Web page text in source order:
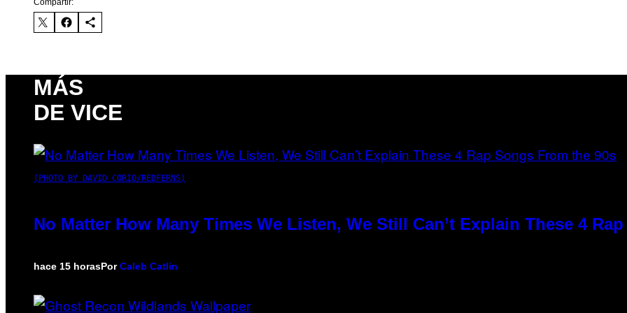
Compartir:
MÁS
DE VICE
(PHOTO BY DAVID CORIO/REDFERNS)
No Matter How Many Times We Listen, We Still Can’t Explain These 4
hace 15 horasPorCaleb Catlin